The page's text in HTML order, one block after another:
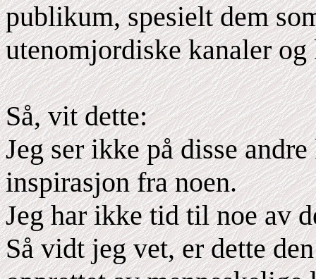
publikum, spesielt dem
utenomjordiske kanaler
Så, vit dette:
Jeg ser ikke på disse
inspirasjon fra noen.
Jeg har ikke tid til noe av
Så vidt jeg vet, er dette